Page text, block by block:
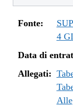
Fonte:
4
Data di
Allegati: